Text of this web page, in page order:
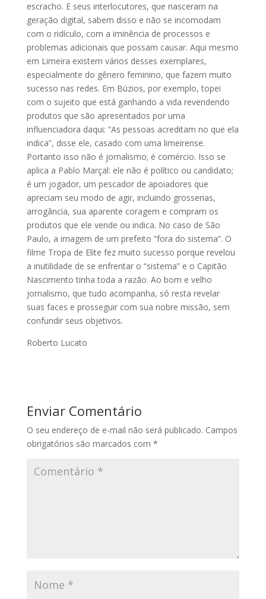
escracho. E seus interlocutores, que nasceram na
geração digital, sabem disso e não se incomodam
com o ridículo, com a iminência de processos e
problemas adicionais que possam causar. Aqui mesmo
em Limeira existem vários desses exemplares,
especialmente do gênero feminino, que fazem muito
sucesso nas redes. Em Búzios, por exemplo, topei
com o sujeito que está ganhando a vida revendendo
produtos que são apresentados por uma
influenciadora daqui: “As pessoas acreditam no que ela
indica”, disse ele, casado com uma limeirense.
Portanto isso não é jornalismo; é comércio. Isso se
aplica a Pablo Marçal: ele não é político ou candidato;
é um jogador, um pescador de apoiadores que
apreciam seu modo de agir, incluindo grosserias,
arrogância, sua aparente coragem e compram os
produtos que ele vende ou indica. No caso de São
Paulo, a imagem de um prefeito “fora do sistema”. O
filme Tropa de Elite fez muito sucesso porque revelou
a inutilidade de se enfrentar o “sistema” e o Capitão
Nascimento tinha toda a razão. Ao bom e velho
jornalismo, que tudo acompanha, só resta revelar
suas faces e prosseguir com sua nobre missão, sem
confundir seus objetivos.
Roberto Lucato
Enviar Comentário
O seu endereço de e-mail não será publicado. Campos
obrigatórios são marcados com *